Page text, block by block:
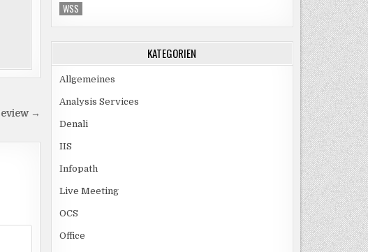
→
WSS
KATEGORIEN
Allgemeines
Analysis Services
Denali
IIS
Infopath
Live Meeting
OCS
Office